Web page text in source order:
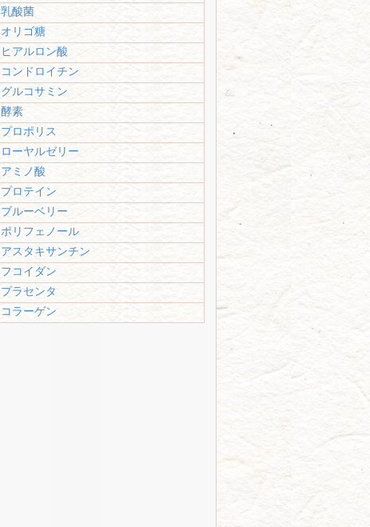
乳酸菌
オリゴ糖
ヒアルロン酸
コンドロイチン
グルコサミン
酵素
プロポリス
ローヤルゼリー
アミノ酸
プロテイン
ブルーベリー
ポリフェノール
アスタキサンチン
フコイダン
プラセンタ
コラーゲン